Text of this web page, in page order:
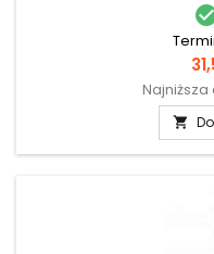
Najniższa
